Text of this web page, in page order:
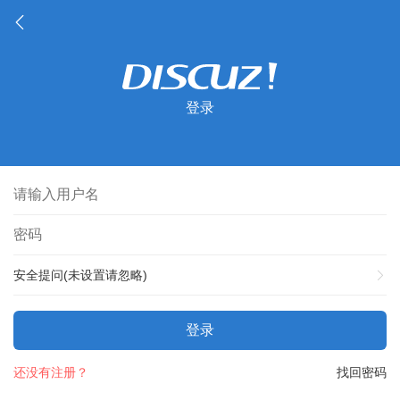
登录
安全提问(未设置请忽略)
登录
找回密码
还没有注册？